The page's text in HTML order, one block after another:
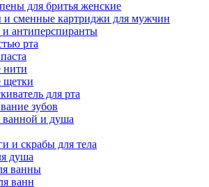
для бритья женские
и сменные картриджи для мужчин
и антиперспиранты
рта
нити
щетки
для рта
зубов
ванной и душа
и скрабы для тела
душа
ванны
ванн